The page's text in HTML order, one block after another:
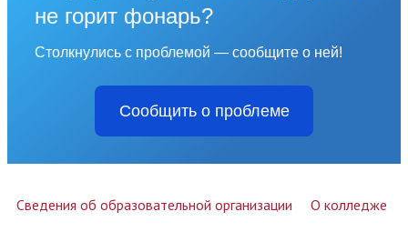
не горит фонарь?
Столкнулись с проблемой — сообщите о ней!
Сообщить о проблеме
Сведения об образовательной организации О колледже